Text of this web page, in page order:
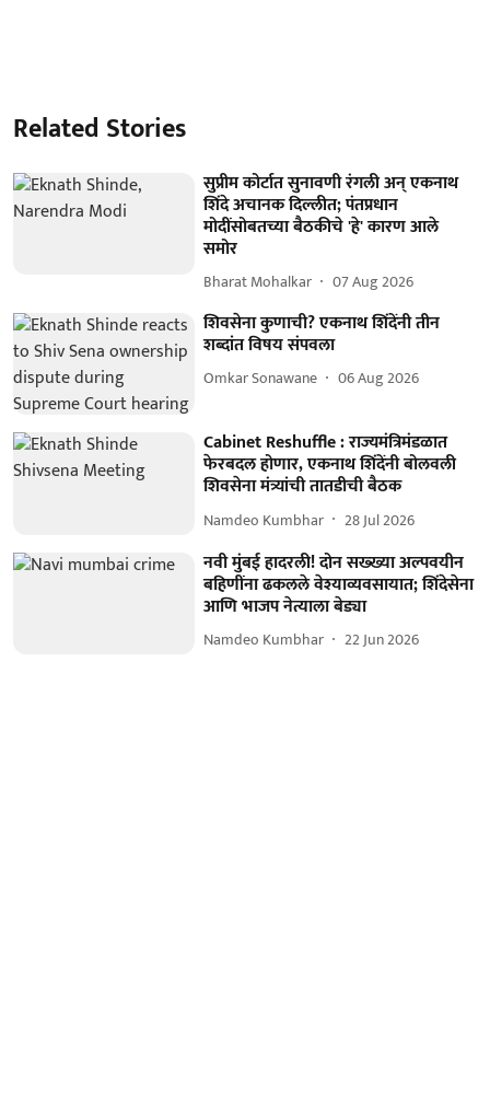
Related Stories
सुप्रीम कोर्टात सुनावणी रंगली अन् एकनाथ
शिंदे अचानक दिल्लीत; पंतप्रधान
मोदींसोबतच्या बैठकीचे 'हे' कारण आले
समोर
Bharat Mohalkar 07 Aug 2026
शिवसेना कुणाची? एकनाथ शिंदेंनी तीन
शब्दांत विषय संपवला
Omkar Sonawane 06 Aug 2026
Cabinet Reshuffle : राज्यमंत्रिमंडळात
फेरबदल होणार, एकनाथ शिंदेंनी बोलवली
शिवसेना मंत्र्यांची तातडीची बैठक
Namdeo Kumbhar 28 Jul 2026
नवी मुंबई हादरली! दोन सख्ख्या अल्पवयीन
बहिणींना ढकलले वेश्याव्यवसायात; शिंदेसेना
आणि भाजप नेत्याला बेड्या
Namdeo Kumbhar 22 Jun 2026